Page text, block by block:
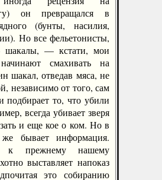
он превращался в
(бунты, насилия,
Но все фельетонисты,
— кстати, мои
смахивать на
шакал, отведав мяса, не
независимо от того, сам
подбирает то, что убили
всегда убивает зверя
и еще кое о ком. Но в
бывает информация.
к прежнему нашему
выставляет напоказ
это собиранию